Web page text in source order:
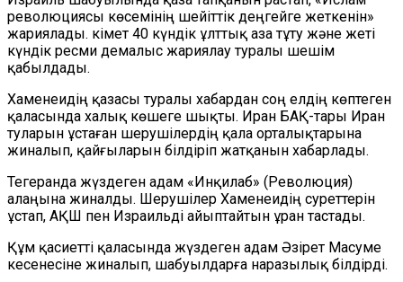
революциясы көсемінің шейіттік деңгейге жеткенін»
жариялады. Үкімет 40 күндік ұлттық аза тұту және жеті
күндік ресми демалыс жариялау туралы шешім
қабылдады.
Хаменеидің қазасы туралы хабардан соң елдің көптеген
қаласында халық көшеге шықты. Иран БАҚ-тары Иран
туларын ұстаған шерушілердің қала орталықтарына
жиналып, қайғыларын білдіріп жатқанын хабарлады.
Тегеранда жүздеген адам «Инқилаб» (Революция)
алаңына жиналды. Шерушілер Хаменеидің суреттерін
ұстап, АҚШ пен Израильді айыптайтын ұран тастады.
Құм қасиетті қаласында жүздеген адам Әзірет Масуме
кесенесіне жиналып, шабуылдарға наразылық білдірді.